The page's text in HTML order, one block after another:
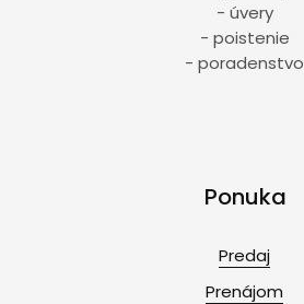
- úvery
- poistenie
- poradenstvo
Ponuka
Predaj
Prenájom